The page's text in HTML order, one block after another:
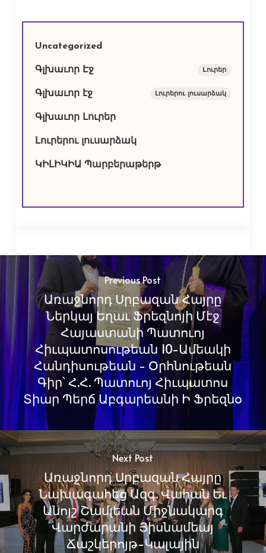
Uncategorized
Գլխաւոր Էջ Lուրեր
Գլխաւոր էջ Լուրերու լուսարձակ
Գլխաւոր Լուրեր
Լուրերու լուսարձակ
ԿԻԼԻԿԻԱ Պարբերաթերթ
Previous Post
Առաջնորդ Սրբազան Հայրը
Ներկայ Եղաւ Ֆրեզնոյի Մէջ
Հայաստանի Պատուոյ
Հիւպատոսութեան 10-Ամեակի
Հանդիսութեան - Օրհնութեան
Գիր՝ Հ.Հ. Պատուոյ Հիւպատոս
Տիար Պերճ Աբգարեանի Ի Ֆրեզնօ
Next Post
Առաջնորդ Սրբազան Հայրը
Նախագահեց Ազգ. Վահան Եւ
Անոյշ Շամլեան Միջնակարգ
Վարժարանի Յիսնամեայ
Ճաշկերոյթ-Կալային